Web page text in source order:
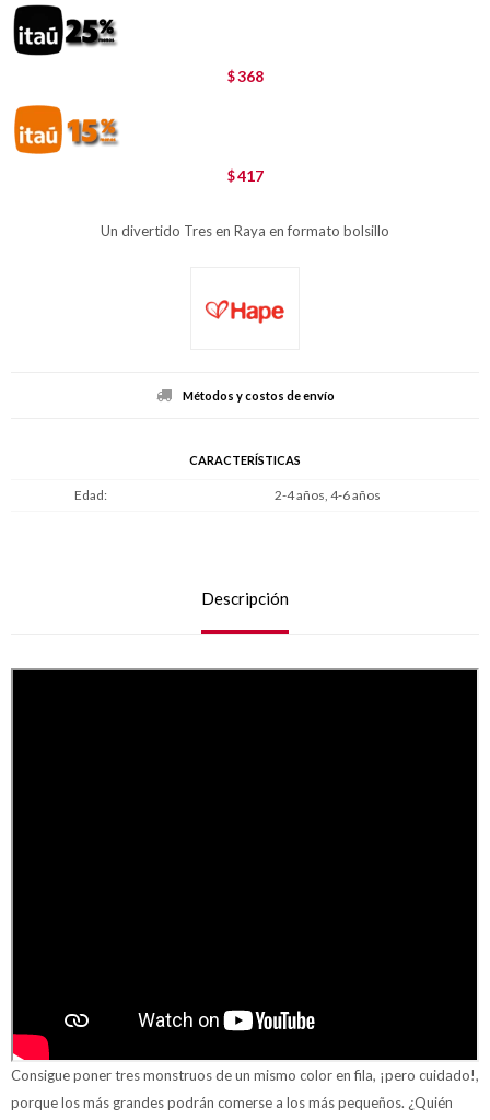
$368
$417
Un divertido Tres en Raya en formato bolsillo
Métodos y costos de envío
CARACTERÍSTICAS
Edad 2-4 años, 4-6 años
Descripción
Consigue poner tres monstruos de un mismo color en fila, ¡pero cuidado!,
porque los más grandes podrán comerse a los más pequeños. ¿Quién